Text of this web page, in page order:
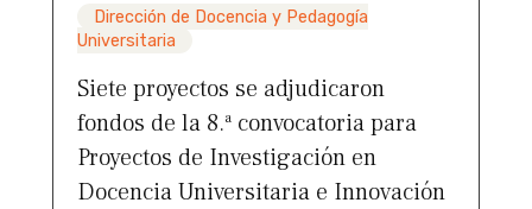
Dirección de Docencia y Pedagogía
Universitaria
Siete proyectos se adjudicaron
fondos de la 8.ª convocatoria para
Proyectos de Investigación en
Docencia Universitaria e Innovación